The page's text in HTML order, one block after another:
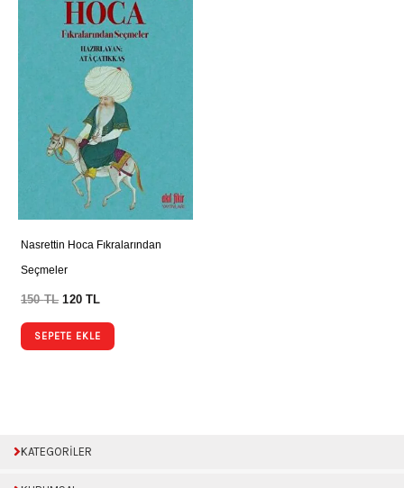
Nasrettin Hoca Fıkralarından
Seçmeler
150TL 120TL
SEPETE EKLE
KATEGORİLER